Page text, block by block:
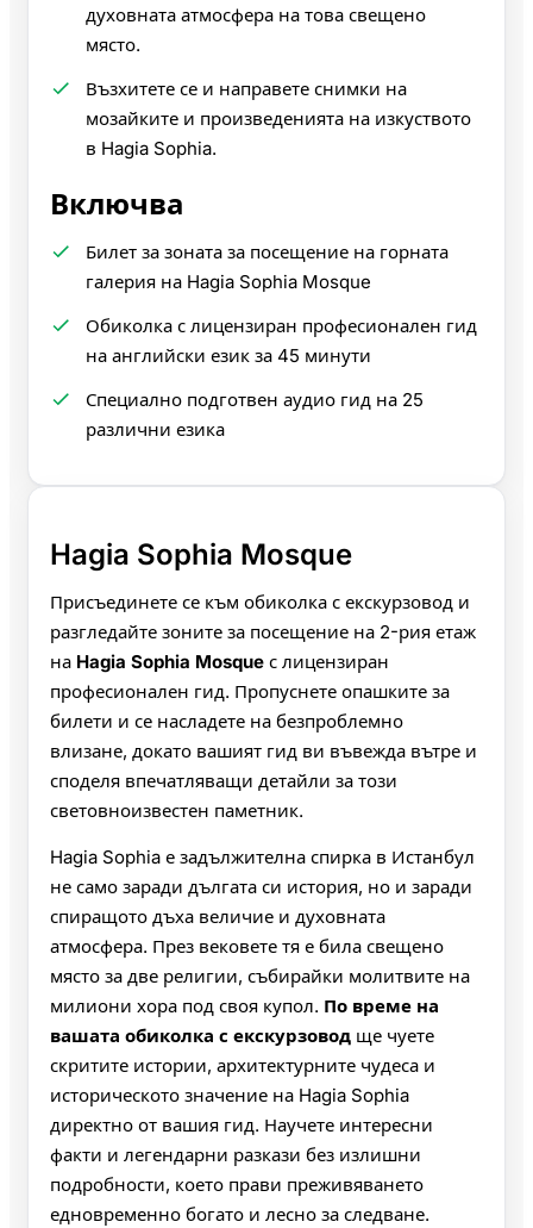
духовната атмосфера на това свещено
място.
Възхитете се и направете снимки на
мозайките и произведенията на изкуството
в Hagia Sophia.
Включва
Билет за зоната за посещение на горната
галерия на Hagia Sophia Mosque
Обиколка с лицензиран професионален гид
на английски език за 45 минути
Специално подготвен аудио гид на 25
различни езика
Hagia Sophia Mosque
Присъединете се към обиколка с екскурзовод и
разгледайте зоните за посещение на 2-рия етаж
на Hagia Sophia Mosque с лицензиран
професионален гид. Пропуснете опашките за
билети и се насладете на безпроблемно
влизане, докато вашият гид ви въвежда вътре и
споделя впечатляващи детайли за този
световноизвестен паметник.
Hagia Sophia е задължителна спирка в Истанбул
не само заради дългата си история, но и заради
спиращото дъха величие и духовната
атмосфера. През вековете тя е била свещено
място за две религии, събирайки молитвите на
милиони хора под своя купол. По време на
вашата обиколка с екскурзовод ще чуете
скритите истории, архитектурните чудеса и
историческото значение на Hagia Sophia
директно от вашия гид. Научете интересни
факти и легендарни разкази без излишни
подробности, което прави преживяването
едновременно богато и лесно за следване.